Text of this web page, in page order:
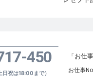
450
祝は18:00まで）
「お仕
お仕事No.